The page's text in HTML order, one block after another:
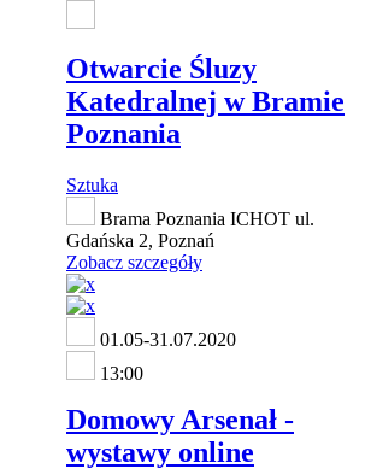
Otwarcie Śluzy
Katedralnej w Bramie
Poznania
Sztuka
Brama Poznania ICHOT ul.
Gdańska 2, Poznań
Zobacz szczegóły
01.05-31.07.2020
13:00
Domowy Arsenał -
wystawy online